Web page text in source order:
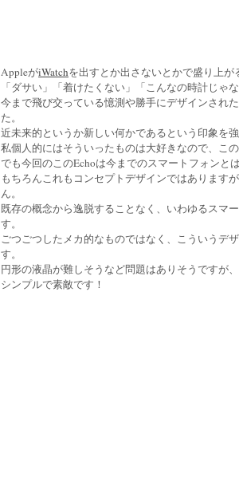
AppleがiWatchを出すとか出さないとかで盛り上が
「ダサい」「着けたくない」「こんなの時計じゃな
今まで飛び交っている憶測や勝手にデザインされ
た。
近未来的というか新しい何かであるという印象を
私個人的にはそういったものは大好きなので、こ
でも今回のこのEchoは今までのスマートフォンと
もちろんこれもコンセプトデザインではあります
ん。
既存の概念から逸脱することなく、いわゆるスマ
す。
ごつごつしたメカ的なものではなく、こういうデ
す。
円形の液晶が難しそうなど問題はありそうですが
シンプルで素敵です！